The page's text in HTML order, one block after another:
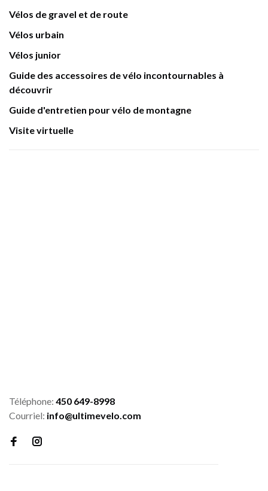
Vélos de gravel et de route
Vélos urbain
Vélos junior
Guide des accessoires de vélo incontournables à
découvrir
Guide d'entretien pour vélo de montagne
Visite virtuelle
Téléphone: 450 649-8998
Courriel: info@ultimevelo.com